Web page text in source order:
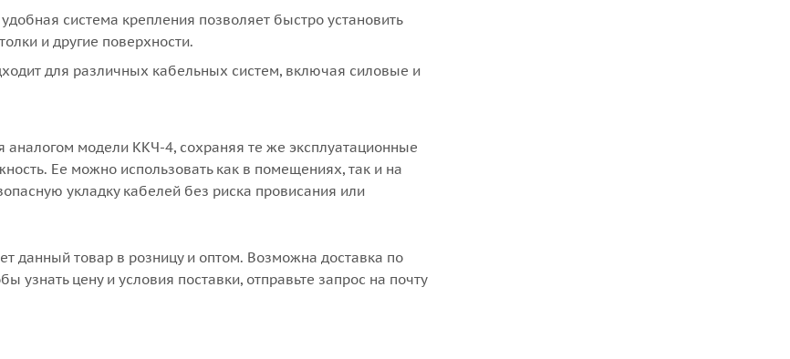
система крепления позволяет быстро установить
и другие поверхности.
для различных кабельных систем, включая силовые и
аналогом модели ККЧ-4, сохраняя те же эксплуатационные
Ее можно использовать как в помещениях, так и на
укладку кабелей без риска провисания или
данный товар в розницу и оптом. Возможна доставка по
узнать цену и условия поставки, отправьте запрос на почту